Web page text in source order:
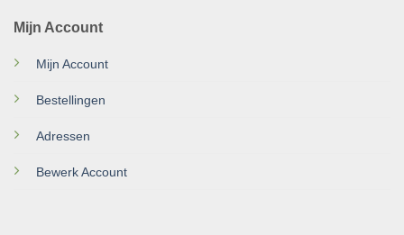
Mijn Account
Mijn Account
Bestellingen
Adressen
Bewerk Account